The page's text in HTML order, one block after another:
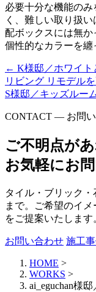
必要十分な機能の
く、難しい取り扱
配ボックスには無
個性的なカラーを纏
← K様邸／ホワイト
リビング リモデル
S様邸／キッズルー
CONTACT — お問
ご不明点があ
お気軽にお
タイル・ブリック
まで。ご希望のイ
をご提案いたします
お問い合わせ 施工
HOME >
WORKS >
ai_eguchan様